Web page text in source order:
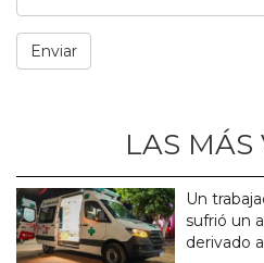
LAS MÁS
Un
sufrió un
derivado